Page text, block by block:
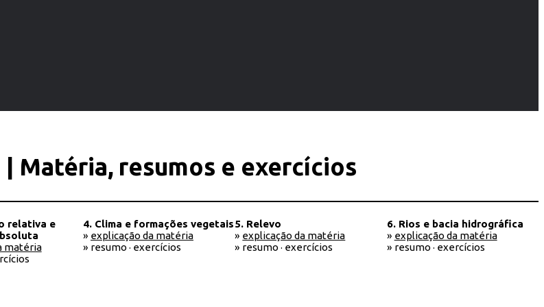
| Matéria, resumos e exercícios
relativa e
matéria
4. Clima e formações vegetais
» explicação da matéria
» resumo · exercícios
5. Relevo
» explicação da matéria
» resumo · exercícios
6. Rios e bacia hidrográfica
» explicação da matéria
» resumo · exercícios